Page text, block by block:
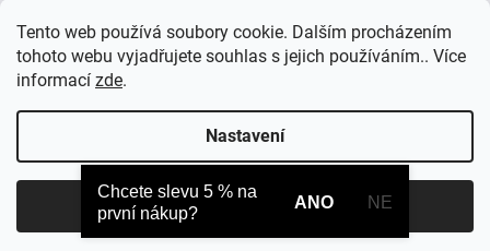
Tento web používá soubory cookie. Dalším procházením
tohoto webu vyjadřujete souhlas s jejich používáním.. Více
informací zde.
Nastavení
Popis
Chcete slevu 5 % na
první nákup?
ANO NE